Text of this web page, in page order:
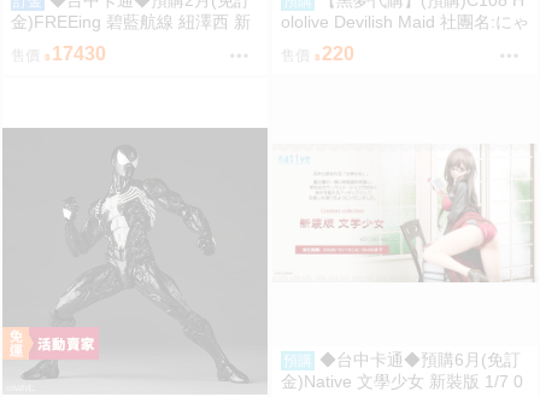
金)FREEing 碧藍航線 紐澤西 新
澤西 宿舍計劃Ver. 1/3 0917
售價 17430
ololive Devilish Maid 社團名:にゃ
ろめのちゅーる 繪師:にゃろめ
售價 220
預購
◆台中卡通◆預購6月(免訂
金)Native 文學少女 新裝版 1/7 0